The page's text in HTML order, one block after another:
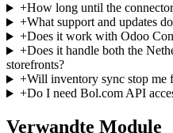
+How long until the
+What support and updates
+Does it work with Odoo
+Does it handle both the
storefronts?
+Will inventory sync stop me
+Do I need Bol.com API
Verwandte Module